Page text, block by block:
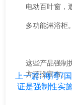
电动百叶窗，
多功能淋浴柜。
这些产品强制
方还没宣布。
上一篇: 海湾7
证是强制性实